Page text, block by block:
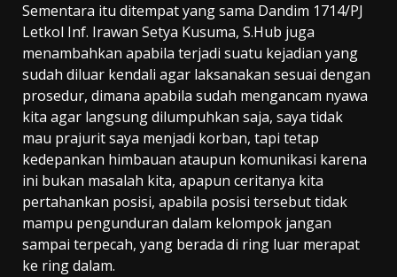
Sementara itu ditempat yang sama Dandim 1714/PJ
Letkol Inf. Irawan Setya Kusuma, S.Hub juga
menambahkan apabila terjadi suatu kejadian yang
sudah diluar kendali agar laksanakan sesuai dengan
prosedur, dimana apabila sudah mengancam nyawa
kita agar langsung dilumpuhkan saja, saya tidak
mau prajurit saya menjadi korban, tapi tetap
kedepankan himbauan ataupun komunikasi karena
ini bukan masalah kita, apapun ceritanya kita
pertahankan posisi, apabila posisi tersebut tidak
mampu pengunduran dalam kelompok jangan
sampai terpecah, yang berada di ring luar merapat
ke ring dalam.